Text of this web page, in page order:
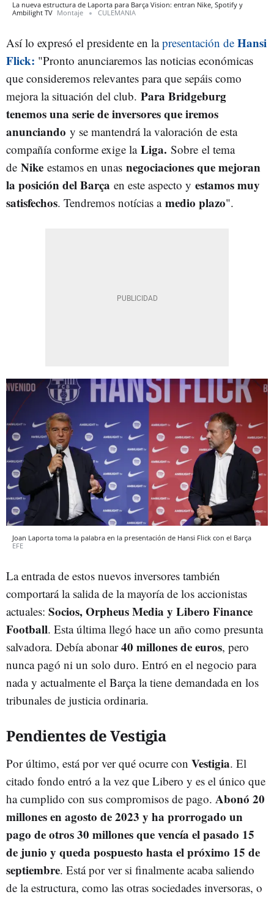
La nueva estructura de Laporta para Barça Vision: entran Nike, Spotify y
Ambilight TV Montaje CULEMANIA
Así lo expresó el presidente en lapresentación de Hansi
Flick: "Pronto anunciaremos las noticias económicas
que consideremos relevantes para que sepáis como
mejora la situación del club. Para Bridgeburg
tenemos una serie de inversores que iremos
anunciando y se mantendrá la valoración de esta
compañía conforme exige la Liga. Sobre el tema
de Nike estamos en unas negociaciones que mejoran
la posición del Barça en este aspecto y estamos muy
satisfechos. Tendremos notícias a medio plazo".
Joan Laporta toma la palabra en la presentación de Hansi Flick con el Barça
EFE
La entrada de estos nuevos inversores también
comportará la salida de la mayoría de los accionistas
actuales: Socios, Orpheus Media y Libero Finance
Football. Esta última llegó hace un año como presunta
salvadora. Debía abonar40 millones de euros, pero
nunca pagó ni un solo duro. Entró en el negocio para
nada y actualmente el Barça la tiene demandada en los
tribunales de justicia ordinaria.
Pendientes de Vestigia
Por último, está por ver qué ocurre con Vestigia. El
citado fondo entró a la vez que Libero y es el único que
ha cumplido con sus compromisos de pago. Abonó 20
millones en agosto de 2023 y ha prorrogado un
pago de otros 30 millones que vencía el pasado 15
de junio y queda pospuesto hasta el próximo 15 de
septiembre. Está por ver si finalmente acaba saliendo
de la estructura, como las otras sociedades inversoras, o